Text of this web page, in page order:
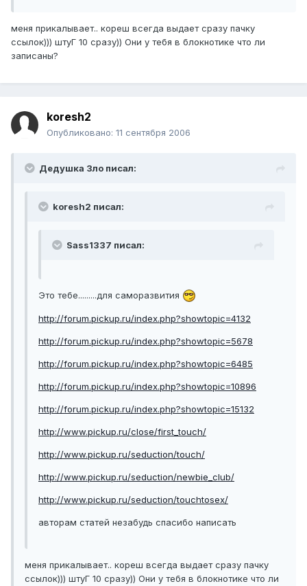
меня прикалывает.. кореш всегда выдает сразу пачку
ссылок))) штуГ 10 сразу)) Они у тебя в блокнотике что ли
записаны?
koresh2
Опубликовано: 11 сентября 2006
Дедушка Зло писал:
koresh2 писал:
Sass1337 писал:
Это тебе.........для саморазвития
http://forum.pickup.ru/index.php?showtopic=4132
http://forum.pickup.ru/index.php?showtopic=5678
http://forum.pickup.ru/index.php?showtopic=6485
http://forum.pickup.ru/index.php?showtopic=10896
http://forum.pickup.ru/index.php?showtopic=15132
http://www.pickup.ru/close/first_touch/
http://www.pickup.ru/seduction/touch/
http://www.pickup.ru/seduction/newbie_club/
http://www.pickup.ru/seduction/touchtosex/
авторам статей незабудь спасибо написать
меня прикалывает.. кореш всегда выдает сразу пачку
ссылок))) штуГ 10 сразу)) Они у тебя в блокнотике что ли